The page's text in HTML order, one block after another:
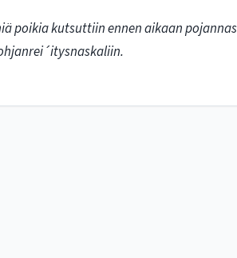
poikia kutsuttiin ennen aikaan